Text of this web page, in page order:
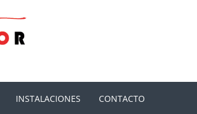
INSTALACIONES CONTACTO